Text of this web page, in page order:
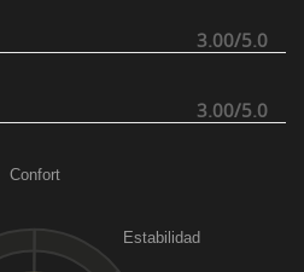
3.00/5.0
3.00/5.0
Confort
Estabilidad